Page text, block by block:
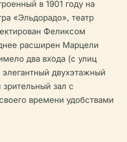
в 1901 году на
«Эльдорадо», театр
Феликсом
расширен Марцели
два входа (с улиц
двухэтажный
зал с
времени удобствами